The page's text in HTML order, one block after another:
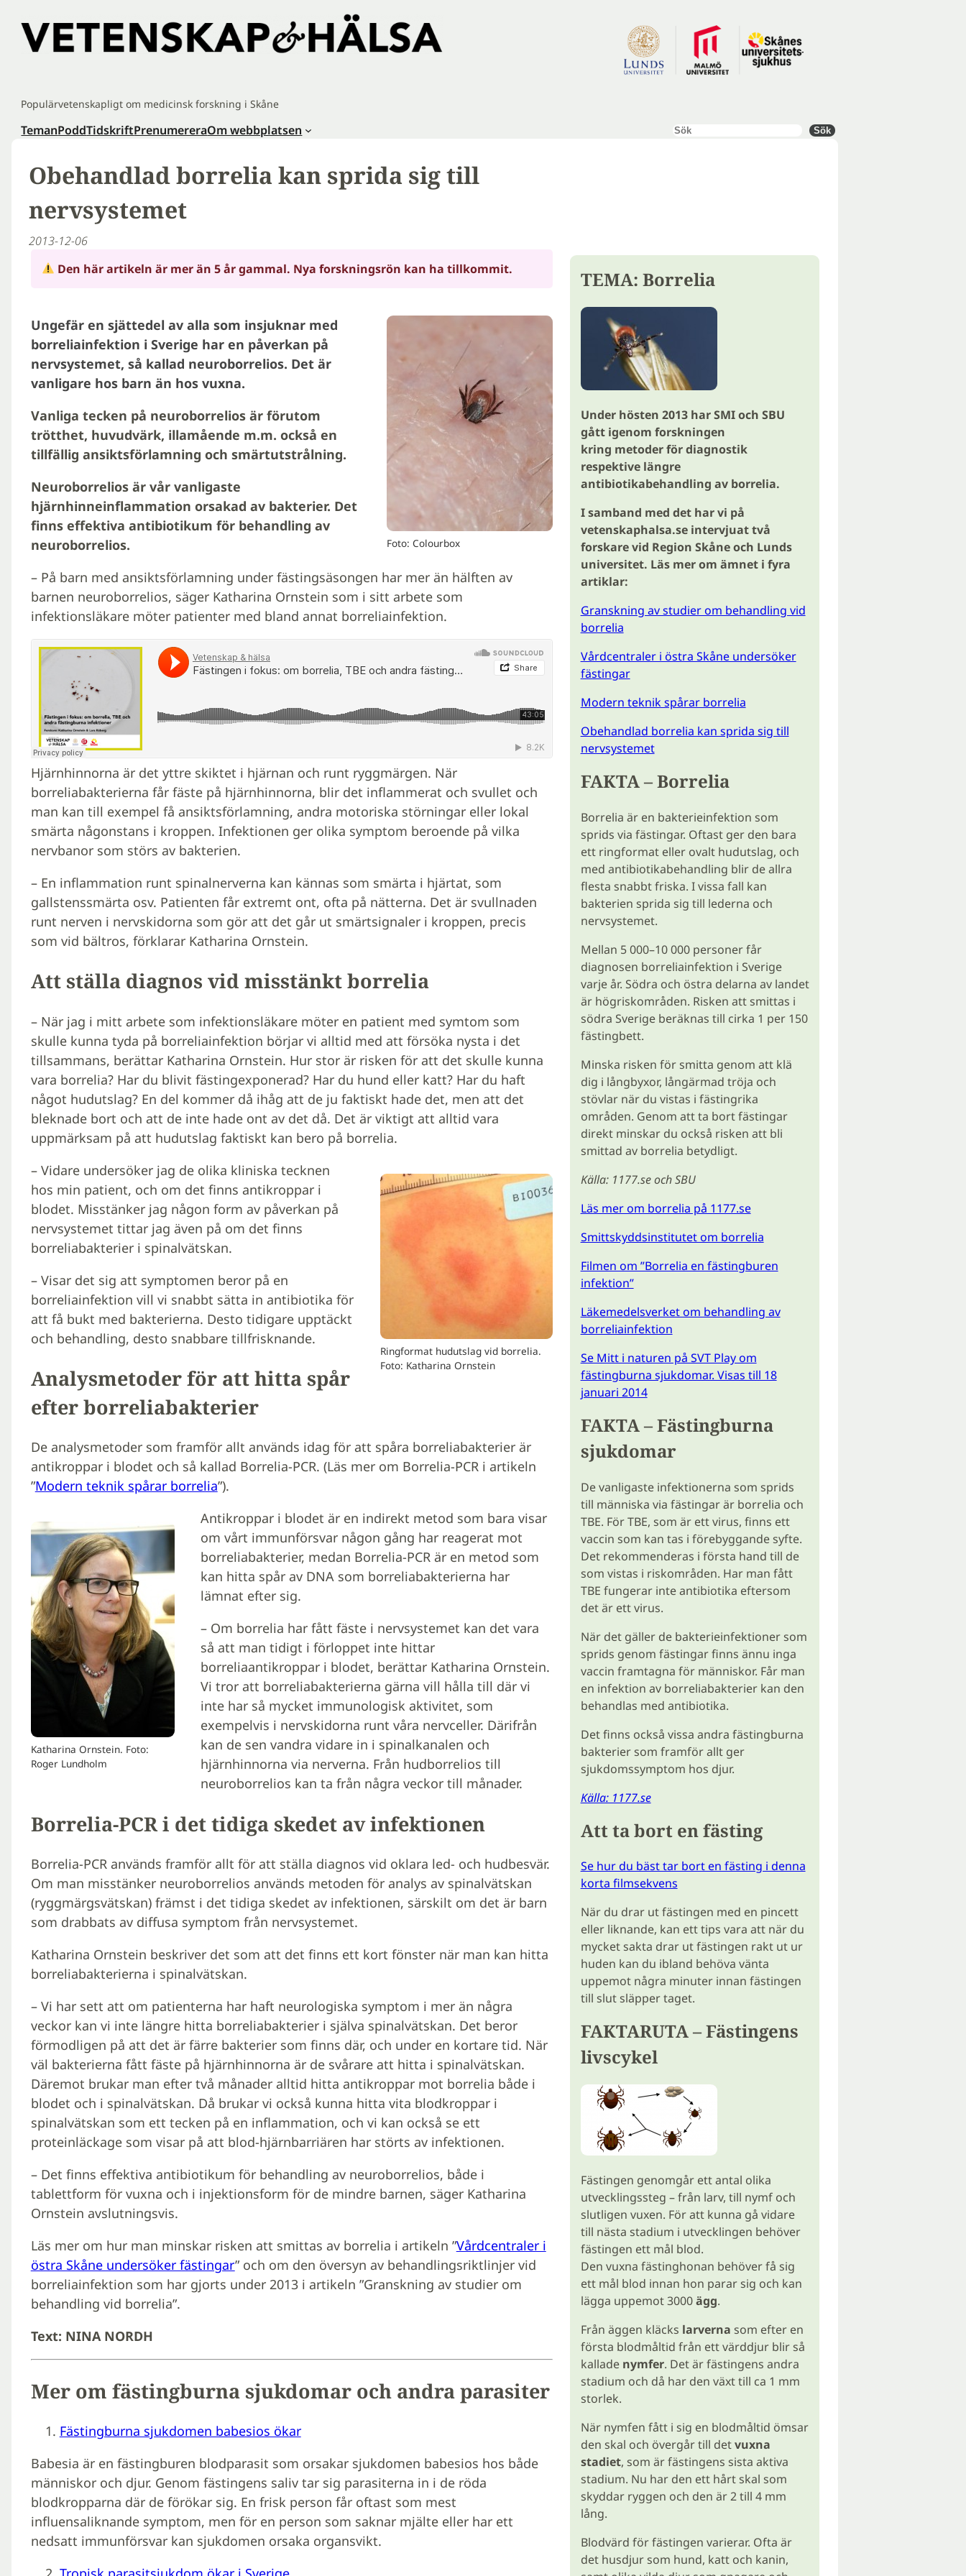
innehåll
Populärvetenskapligt om medicinsk forskning i Skåne
TemanPoddTidskriftPrenumereraOm webbplatsen Sök Sök
Obehandlad borrelia kan sprida sig till
nervsystemet
2013-12-06
Den här artikeln är mer än 5 år gammal. Nya forskningsrön kan ha tillkommit.
Foto: Colourbox
Ungefär en sjättedel av alla som insjuknar med
borreliainfektion i Sverige har en påverkan på
nervsystemet, så kallad neuroborrelios. Det är
vanligare hos barn än hos vuxna.
Vanliga tecken på neuroborrelios är förutom
trötthet, huvudvärk, illamående m.m. också en
tillfällig ansiktsförlamning och smärtutstrålning.
Neuroborrelios är vår vanligaste
hjärnhinneinflammation orsakad av bakterier. Det
finns effektiva antibiotikum för behandling av
neuroborrelios.
– På barn med ansiktsförlamning under fästingsäsongen har mer än hälften av
barnen neuroborrelios, säger Katharina Ornstein som i sitt arbete som
infektionsläkare möter patienter med bland annat borreliainfektion.
Hjärnhinnorna är det yttre skiktet i hjärnan och runt ryggmärgen. När
borreliabakterierna får fäste på hjärnhinnorna, blir det inflammerat och svullet och
man kan till exempel få ansiktsförlamning, andra motoriska störningar eller lokal
smärta någonstans i kroppen. Infektionen ger olika symptom beroende på vilka
nervbanor som störs av bakterien.
– En inflammation runt spinalnerverna kan kännas som smärta i hjärtat, som
gallstenssmärta osv. Patienten får extremt ont, ofta på nätterna. Det är svullnaden
runt nerven i nervskidorna som gör att det går ut smärtsignaler i kroppen, precis
som vid bältros, förklarar Katharina Ornstein.
Att ställa diagnos vid misstänkt borrelia
– När jag i mitt arbete som infektionsläkare möter en patient med symtom som
skulle kunna tyda på borreliainfektion börjar vi alltid med att försöka nysta i det
tillsammans, berättar Katharina Ornstein. Hur stor är risken för att det skulle kunna
vara borrelia? Har du blivit fästingexponerad? Har du hund eller katt? Har du haft
något hudutslag? En del kommer då ihåg att de ju faktiskt hade det, men att det
bleknade bort och att de inte hade ont av det då. Det är viktigt att alltid vara
uppmärksam på att hudutslag faktiskt kan bero på borrelia.
Ringformat hudutslag vid borrelia.
Foto: Katharina Ornstein
– Vidare undersöker jag de olika kliniska tecknen
hos min patient, och om det finns antikroppar i
blodet. Misstänker jag någon form av påverkan på
nervsystemet tittar jag även på om det finns
borreliabakterier i spinalvätskan.
– Visar det sig att symptomen beror på en
borreliainfektion vill vi snabbt sätta in antibiotika för
att få bukt med bakterierna. Desto tidigare upptäckt
och behandling, desto snabbare tillfrisknande.
Analysmetoder för att hitta spår
efter borreliabakterier
De analysmetoder som framför allt används idag för att spåra borreliabakterier är
antikroppar i blodet och så kallad Borrelia-PCR. (Läs mer om Borrelia-PCR i artikeln
”Modern teknik spårar borrelia”).
Katharina Ornstein. Foto:
Roger Lundholm
Antikroppar i blodet är en indirekt metod som bara visar
om vårt immunförsvar någon gång har reagerat mot
borreliabakterier, medan Borrelia-PCR är en metod som
kan hitta spår av DNA som borreliabakterierna har
lämnat efter sig.
– Om borrelia har fått fäste i nervsystemet kan det vara
så att man tidigt i förloppet inte hittar
borreliaantikroppar i blodet, berättar Katharina Ornstein.
Vi tror att borreliabakterierna gärna vill hålla till där vi
inte har så mycket immunologisk aktivitet, som
exempelvis i nervskidorna runt våra nervceller. Därifrån
kan de sen vandra vidare in i spinalkanalen och
hjärnhinnorna via nerverna. Från hudborrelios till
neuroborrelios kan ta från några veckor till månader.
Borrelia-PCR i det tidiga skedet av infektionen
Borrelia-PCR används framför allt för att ställa diagnos vid oklara led- och hudbesvär.
Om man misstänker neuroborrelios används metoden för analys av spinalvätskan
(ryggmärgsvätskan) främst i det tidiga skedet av infektionen, särskilt om det är barn
som drabbats av diffusa symptom från nervsystemet.
Katharina Ornstein beskriver det som att det finns ett kort fönster när man kan hitta
borreliabakterierna i spinalvätskan.
– Vi har sett att om patienterna har haft neurologiska symptom i mer än några
veckor kan vi inte längre hitta borreliabakterier i själva spinalvätskan. Det beror
förmodligen på att det är färre bakterier som finns där, och under en kortare tid. När
väl bakterierna fått fäste på hjärnhinnorna är de svårare att hitta i spinalvätskan.
Däremot brukar man efter två månader alltid hitta antikroppar mot borrelia både i
blodet och i spinalvätskan. Då brukar vi också kunna hitta vita blodkroppar i
spinalvätskan som ett tecken på en inflammation, och vi kan också se ett
proteinläckage som visar på att blod-hjärnbarriären har störts av infektionen.
– Det finns effektiva antibiotikum för behandling av neuroborrelios, både i
tablettform för vuxna och i injektionsform för de mindre barnen, säger Katharina
Ornstein avslutningsvis.
Läs mer om hur man minskar risken att smittas av borrelia i artikeln ”Vårdcentraler i
östra Skåne undersöker fästingar” och om den översyn av behandlingsriktlinjer vid
borreliainfektion som har gjorts under 2013 i artikeln ”Granskning av studier om
behandling vid borrelia”.
Text: NINA NORDH
Mer om fästingburna sjukdomar och andra parasiter
Fästingburna sjukdomen babesios ökar
Babesia är en fästingburen blodparasit som orsakar sjukdomen babesios hos både
människor och djur. Genom fästingens saliv tar sig parasiterna in i de röda
blodkropparna där de förökar sig. En frisk person får oftast som mest
influensaliknande symptom, men för en person som saknar mjälte eller har ett
nedsatt immunförsvar kan sjukdomen orsaka organsvikt.
TEMA: Borrelia
Under hösten 2013 har SMI och SBU
gått igenom forskningen
kring metoder för diagnostik
respektive längre
antibiotikabehandling av borrelia.
I samband med det har vi på
vetenskaphalsa.se intervjuat två
forskare vid Region Skåne och Lunds
universitet. Läs mer om ämnet i fyra
artiklar:
Granskning av studier om behandling vid
borrelia
Vårdcentraler i östra Skåne undersöker
fästingar
Modern teknik spårar borrelia
Obehandlad borrelia kan sprida sig till
nervsystemet
FAKTA – Borrelia
Borrelia är en bakterieinfektion som
sprids via fästingar. Oftast ger den bara
ett ringformat eller ovalt hudutslag, och
med antibiotikabehandling blir de allra
flesta snabbt friska. I vissa fall kan
bakterien sprida sig till lederna och
nervsystemet.
Mellan 5 000–10 000 personer får
diagnosen borreliainfektion i Sverige
varje år. Södra och östra delarna av landet
är högriskområden. Risken att smittas i
södra Sverige beräknas till cirka 1 per 150
fästingbett.
Minska risken för smitta genom att klä
dig i långbyxor, långärmad tröja och
stövlar när du vistas i fästingrika
områden. Genom att ta bort fästingar
direkt minskar du också risken att bli
smittad av borrelia betydligt.
Källa: 1177.se och SBU
Läs mer om borrelia på 1177.se
Smittskyddsinstitutet om borrelia
Filmen om ”Borrelia en fästingburen
infektion”
Läkemedelsverket om behandling av
borreliainfektion
Se Mitt i naturen på SVT Play om
fästingburna sjukdomar. Visas till 18
januari 2014
FAKTA – Fästingburna
sjukdomar
De vanligaste infektionerna som sprids
till människa via fästingar är borrelia och
TBE. För TBE, som är ett virus, finns ett
vaccin som kan tas i förebyggande syfte.
Det rekommenderas i första hand till de
som vistas i riskområden. Har man fått
TBE fungerar inte antibiotika eftersom
det är ett virus.
När det gäller de bakterieinfektioner som
sprids genom fästingar finns ännu inga
vaccin framtagna för människor. Får man
en infektion av borreliabakterier kan den
behandlas med antibiotika.
Det finns också vissa andra fästingburna
bakterier som framför allt ger
sjukdomssymptom hos djur.
Källa: 1177.se
Att ta bort en fästing
Se hur du bäst tar bort en fästing i denna
korta filmsekvens
När du drar ut fästingen med en pincett
eller liknande, kan ett tips vara att när du
mycket sakta drar ut fästingen rakt ut ur
huden kan du ibland behöva vänta
uppemot några minuter innan fästingen
till slut släpper taget.
FAKTARUTA – Fästingens
livscykel
Fästingen genomgår ett antal olika
utvecklingssteg – från larv, till nymf och
slutligen vuxen. För att kunna gå vidare
till nästa stadium i utvecklingen behöver
fästingen ett mål blod.
Den vuxna fästinghonan behöver få sig
ett mål blod innan hon parar sig och kan
lägga uppemot 3000ägg.
Från äggen kläcks larverna som efter en
första blodmåltid från ett värddjur blir så
kallade nymfer. Det är fästingens andra
stadium och då har den växt till ca 1 mm
storlek.
När nymfen fått i sig en blodmåltid ömsar
den skal och övergår till detvuxna
stadiet, som är fästingens sista aktiva
stadium. Nu har den ett hårt skal som
skyddar ryggen och den är 2 till 4 mm
lång.
Blodvärd för fästingen varierar. Ofta är
det husdjur som hund, katt och kanin,